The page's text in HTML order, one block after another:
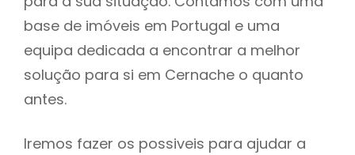
base de imóveis em Portugal e uma
equipa dedicada a encontrar a melhor
solução para si em Cernache o quanto
antes.
Iremos fazer os possiveis para ajudar a